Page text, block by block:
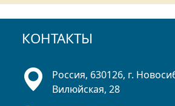
КОНТАКТЫ
Россия, 630126, г.
Вилюйская, 28